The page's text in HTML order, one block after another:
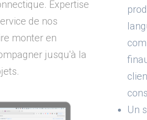
Expertise
de nos
monter en
jusqu'à la
Un